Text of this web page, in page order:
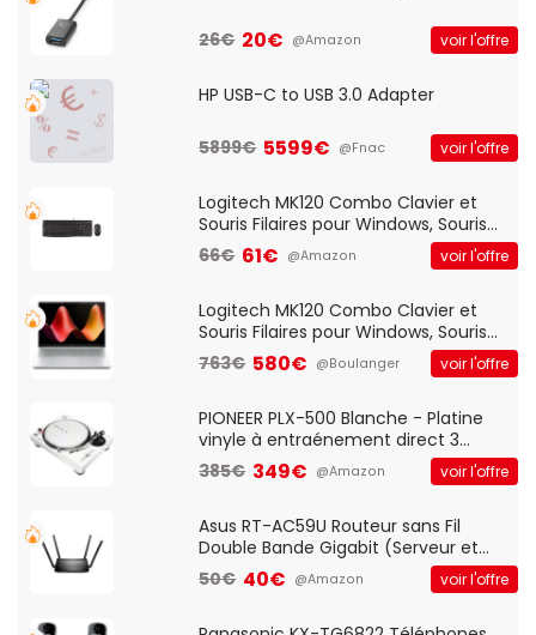
26€ 20€ @Amazon voir l'offre
HP USB-C to USB 3.0 Adapter
5899€ 5599€ @Fnac voir l'offre
Logitech MK120 Combo Clavier et
Souris Filaires pour Windows, Souris
Optique Filaire, Connexion USB Plug
And Play, Confortable, Taille
QWERTY UK - Noir
66€ 61€ @Amazon voir l'offre
Logitech MK120 Combo Clavier et
Souris Filaires pour Windows, Souris
Optique Filaire, Connexion USB Plug
And Play, Confortable, Taille
QWERTY UK - Noir
763€ 580€ @Boulanger voir l'offre
PIONEER PLX-500 Blanche - Platine
vinyle à entraénement direct 3
vitesses (33-45-78 trs/min) avec
pre-ampli intégré et port USB
385€ 349€ @Amazon voir l'offre
Asus RT-AC59U Routeur sans Fil
Double Bande Gigabit (Serveur et
Client VPN, Triple Vlan, Mode Point
d'accès et Bridge, contrôle Parental,
50€ 40€ @Amazon voir l'offre